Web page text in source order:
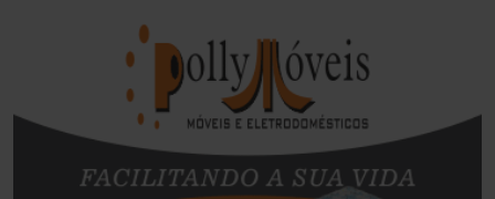
Bom Jesus da Lapa
Boquira
Botuporã (72)